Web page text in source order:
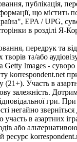
публікація,
що містить
EPA / UPG,
в розділі Я-
передрук та
та/або
Getty Images - суворо
korrespondent.net
(21+). Участь в
залежність.
гри.
негайно зверніться
в азартних
або
ресурс